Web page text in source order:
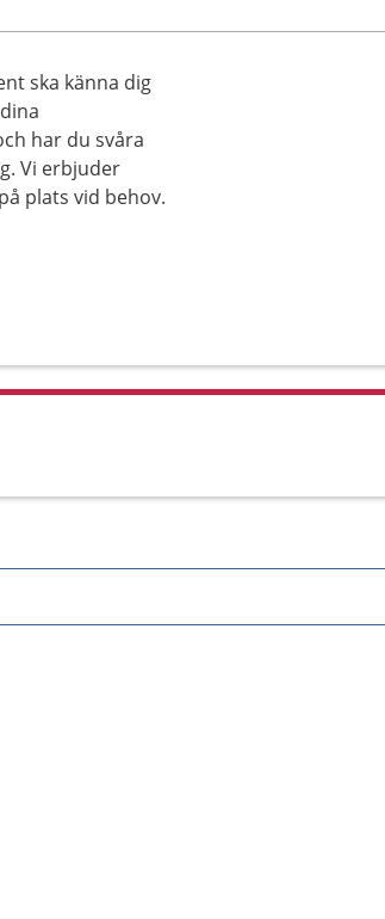
ska känna dig
har du svåra
Vi erbjuder
plats vid behov.